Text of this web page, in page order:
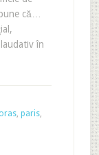
că…
în
oras, paris,